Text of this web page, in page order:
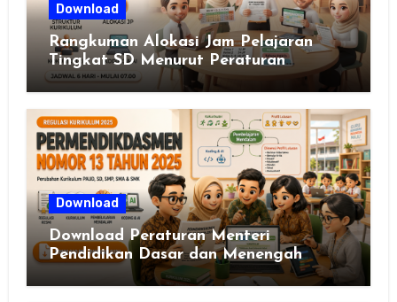
Download
Rangkuman Alokasi Jam Pelajaran
Tingkat SD Menurut Peraturan
Menteri Pendidikan Dasar dan
Menengah Republik Indonesia Nomor
13 Tahun 2025
Download
Download Peraturan Menteri
Pendidikan Dasar dan Menengah
Republik Indonesia Nomor 13 Tahun
2025